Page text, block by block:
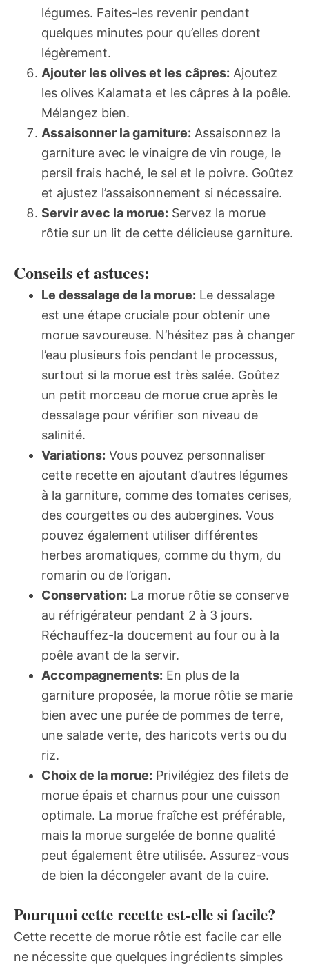
légumes. Faites-les revenir pendant
quelques minutes pour qu’elles dorent
légèrement.
Ajouter les olives et les câpres: Ajoutez
les olives Kalamata et les câpres à la poêle.
Mélangez bien.
Assaisonner la garniture: Assaisonnez la
garniture avec le vinaigre de vin rouge, le
persil frais haché, le sel et le poivre. Goûtez
et ajustez l’assaisonnement si nécessaire.
Servir avec la morue: Servez la morue
rôtie sur un lit de cette délicieuse garniture.
Conseils et astuces:
Le dessalage de la morue: Le dessalage
est une étape cruciale pour obtenir une
morue savoureuse. N’hésitez pas à changer
l’eau plusieurs fois pendant le processus,
surtout si la morue est très salée. Goûtez
un petit morceau de morue crue après le
dessalage pour vérifier son niveau de
salinité.
Variations: Vous pouvez personnaliser
cette recette en ajoutant d’autres légumes
à la garniture, comme des tomates cerises,
des courgettes ou des aubergines. Vous
pouvez également utiliser différentes
herbes aromatiques, comme du thym, du
romarin ou de l’origan.
Conservation: La morue rôtie se conserve
au réfrigérateur pendant 2 à 3 jours.
Réchauffez-la doucement au four ou à la
poêle avant de la servir.
Accompagnements: En plus de la
garniture proposée, la morue rôtie se marie
bien avec une purée de pommes de terre,
une salade verte, des haricots verts ou du
riz.
Choix de la morue: Privilégiez des filets de
morue épais et charnus pour une cuisson
optimale. La morue fraîche est préférable,
mais la morue surgelée de bonne qualité
peut également être utilisée. Assurez-vous
de bien la décongeler avant de la cuire.
Pourquoi cette recette est-elle si facile?
Cette recette de morue rôtie est facile car elle
ne nécessite que quelques ingrédients simples